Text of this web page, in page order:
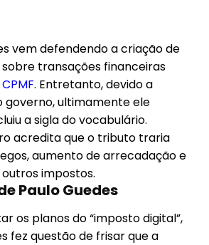
vem defendendo a criação de
transações financeiras
CPMF. Entretanto, devido a
ultimamente ele
a sigla do vocabulário.
acredita que o tributo traria
aumento de arrecadação e
impostos.
Paulo Guedes
os planos do “imposto digital”,
fez questão de frisar que a